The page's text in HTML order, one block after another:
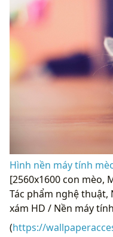
Hình nền máy tính
[2560x1600 con mèo,
Tác phẩm nghệ
xám HD / Nền máy
(https://